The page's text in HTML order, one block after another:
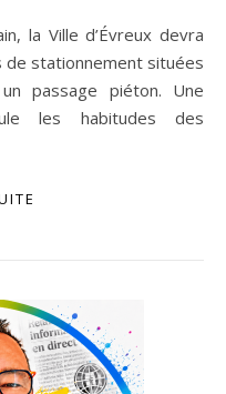
stationnement situées
passage piéton. Une
les habitudes des